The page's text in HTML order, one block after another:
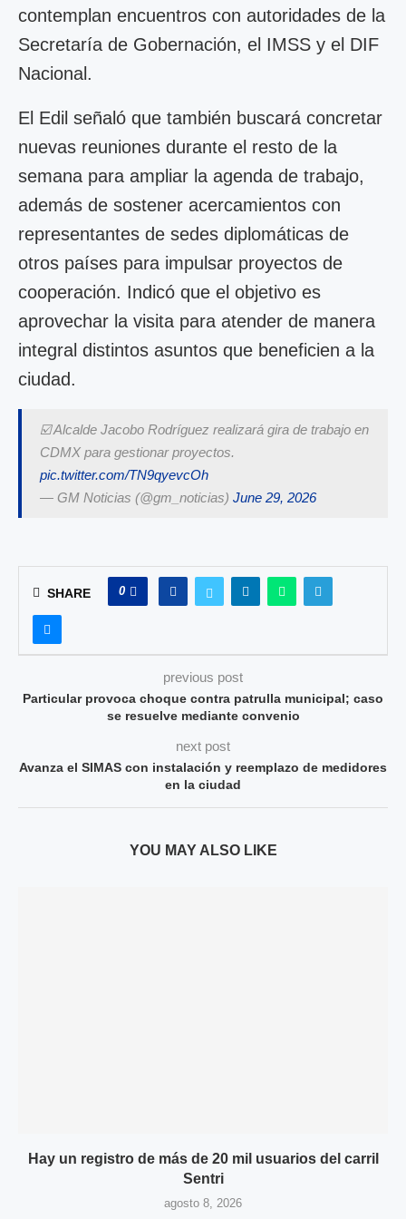
contemplan encuentros con autoridades de la
Secretaría de Gobernación, el IMSS y el DIF
Nacional.
El Edil señaló que también buscará concretar
nuevas reuniones durante el resto de la
semana para ampliar la agenda de trabajo,
además de sostener acercamientos con
representantes de sedes diplomáticas de
otros países para impulsar proyectos de
cooperación. Indicó que el objetivo es
aprovechar la visita para atender de manera
integral distintos asuntos que beneficien a la
ciudad.
☑️ Alcalde Jacobo Rodríguez realizará gira de trabajo en
CDMX para gestionar proyectos.
pic.twitter.com/TN9qyevcOh
— GM Noticias (@gm_noticias) June 29, 2026
SHARE 0
previous post
Particular provoca choque contra patrulla municipal; caso
se resuelve mediante convenio
next post
Avanza el SIMAS con instalación y reemplazo de medidores
en la ciudad
YOU MAY ALSO LIKE
Hay un registro de más de 20 mil usuarios del carril
Sentri
agosto 8, 2026